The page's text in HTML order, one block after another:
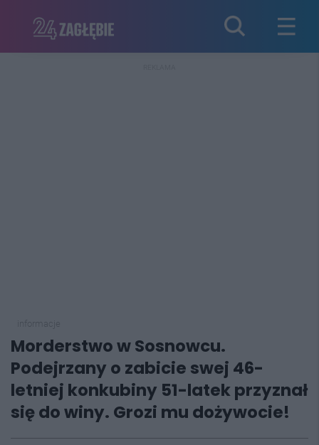
Morderstwo w Sosnowcu.
Podejrzany o zabicie swej 46-
letniej konkubiny 51-latek przyznał
się do winy. Grozi mu dożywocie!